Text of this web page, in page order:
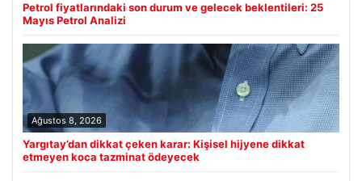
Petrol fiyatlarındaki son durum ve gelecek beklentileri: 25
Mayıs Petrol Analizi
Ağustos 8, 2026
Yargıtay’dan dikkat çeken karar: Kişisel hijyene dikkat
etmeyen koca tazminat ödeyecek